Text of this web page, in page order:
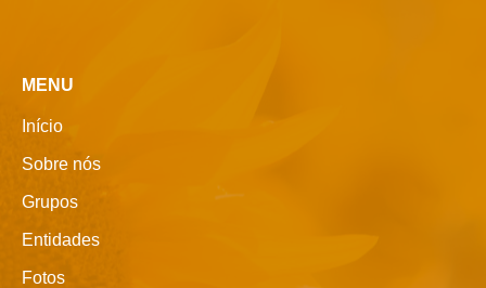
MENU
Início
Sobre nós
Grupos
Entidades
Fotos